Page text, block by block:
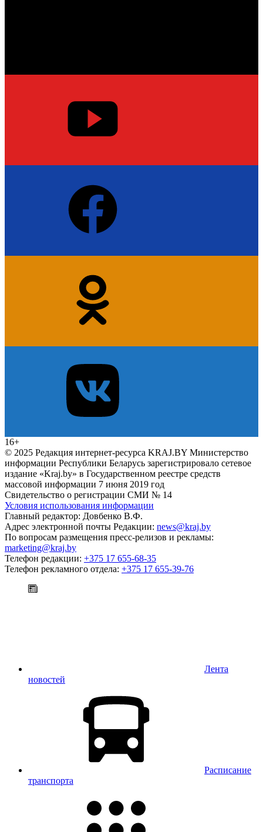
16+
© 2025 Редакция интернет-ресурса KRAJ.BY Министерство
информации Республики Беларусь зарегистрировало сетевое
издание «Kraj.by» в Государственном реестре средств
массовой информации 7 июня 2019 год
Свидетельство о регистрации СМИ № 14
Условия использования информации
Главный редактор: Довбенко В.Ф.
Адрес электронной почты Редакции: news@kraj.by
По вопросам размещения пресс-релизов и рекламы:
marketing@kraj.by
Телефон редакции: +375 17 655-68-35
Телефон рекламного отдела: +375 17 655-39-76
Лента
новостей
Расписание
транспорта